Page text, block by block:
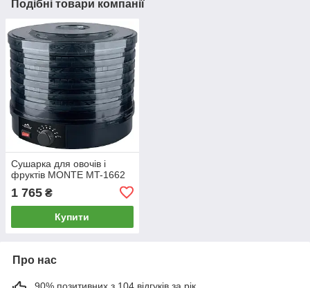
Подібні товари компанії
Сушарка для овочів і
фруктів MONTE MT-1662
1 765 ₴
Купити
Про нас